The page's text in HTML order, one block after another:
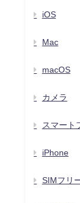
iOS
Mac
macOS
カメラ
スマート
iPhone
SIMフリ